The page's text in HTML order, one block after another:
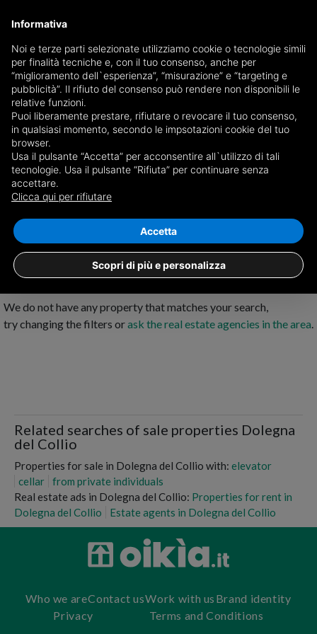
Receive a copy of the newspaper by mail
Choose newspaper
No results for
Dolegna del Collio
We do not have any property that matches your search,
try changing the filters orask the real estate agencies in the area.
Related searches of sale properties Dolegna
del Collio
Properties for sale in Dolegna del Collio with: elevator
cellar
from private individuals
Real estate ads in Dolegna del Collio: Properties for rent in
Dolegna del Collio
Estate agents in Dolegna del Collio
Who we areContact usWork with us Brand identity
Privacy
Terms and Conditions
Informativa
Noi e terze parti selezionate utilizziamo cookie o tecnologie simili
per finalità tecniche e, con il tuo consenso, anche per
“miglioramento dell`esperienza”, “misurazione” e “targeting e
pubblicità”. Il rifiuto del consenso può rendere non disponibili le
relative funzioni.
Puoi liberamente prestare, rifiutare o revocare il tuo consenso,
in qualsiasi momento, secondo le impsotazioni cookie del tuo
browser.
Usa il pulsante “Accetta” per acconsentire all`utilizzo di tali
tecnologie. Usa il pulsante “Rifiuta” per continuare senza
accettare.
Clicca qui per rifiutare
Scopri di più e personalizza
Accetta